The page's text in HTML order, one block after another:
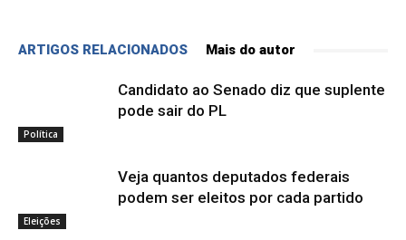
ARTIGOS RELACIONADOS Mais do autor
Política
Candidato ao Senado diz que suplente
pode sair do PL
Eleições
Veja quantos deputados federais
podem ser eleitos por cada partido